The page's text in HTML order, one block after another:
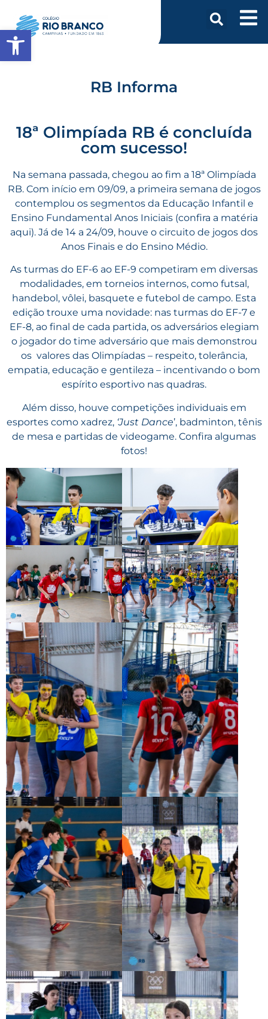
RB Informa
18ª Olimpíada RB é concluída
com sucesso!
Na semana passada, chegou ao fim a 18ª Olimpíada
RB. Com início em 09/09, a primeira semana de jogos
contemplou os segmentos da Educação Infantil e
Ensino Fundamental Anos Iniciais (confira a matéria
aqui). Já de 14 a 24/09, houve o circuito de jogos dos
Anos Finais e do Ensino Médio.
As turmas do EF-6 ao EF-9 competiram em diversas
modalidades, em torneios internos, como futsal,
handebol, vôlei, basquete e futebol de campo. Esta
edição trouxe uma novidade: nas turmas do EF-7 e
EF-8, ao final de cada partida, os adversários elegiam
o jogador do time adversário que mais demonstrou
os valores das Olimpíadas – respeito, tolerância,
empatia, educação e gentileza – incentivando o bom
espírito esportivo nas quadras.
Além disso, houve competições individuais em
esportes como xadrez, ‘Just Dance’, badminton, tênis
de mesa e partidas de videogame. Confira algumas
fotos!
Abrir a barra de ferramentas